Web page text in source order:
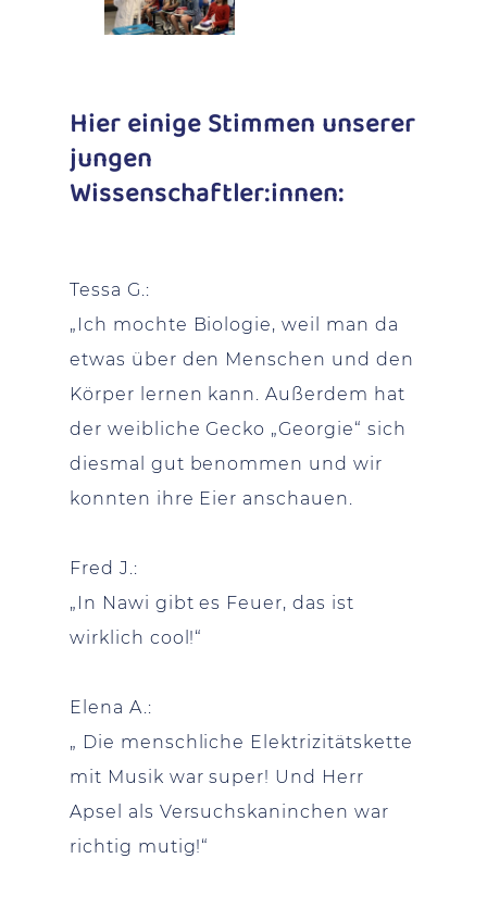
Hier einige Stimmen unserer
jungen
Wissenschaftler:innen:
Tessa G.:
„Ich mochte Biologie, weil man da
etwas über den Menschen und den
Körper lernen kann. Außerdem hat
der weibliche Gecko „Georgie“ sich
diesmal gut benommen und wir
konnten ihre Eier anschauen.
Fred J.:
„In Nawi gibt es Feuer, das ist
wirklich cool!“
Elena A.:
„ Die menschliche Elektrizitätskette
mit Musik war super! Und Herr
Apsel als Versuchskaninchen war
richtig mutig!“